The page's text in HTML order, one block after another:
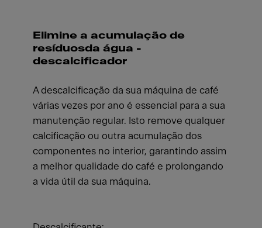
Elimine a acumulação de
resíduosda água -
descalcificador
A descalcificação da sua máquina de café
várias vezes por ano é essencial para a sua
manutenção regular. Isto remove qualquer
calcificação ou outra acumulação dos
componentes no interior, garantindo assim
a melhor qualidade do café e prolongando
a vida útil da sua máquina.